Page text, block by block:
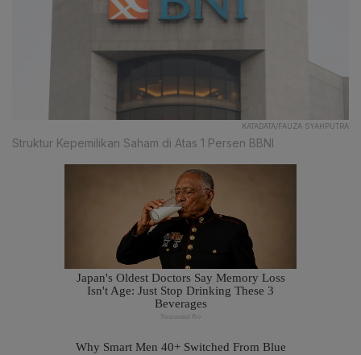
KATADATA/FAUZA SYAHPUTRA
Struktur Kepemilikan Saham di Atas 1 Persen BBNI